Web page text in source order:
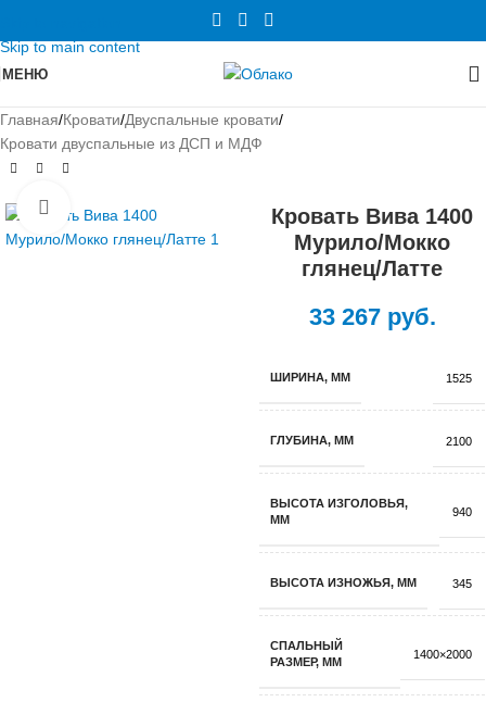
Skip to main content
МЕНЮ
Главная/Кровати/Двуспальные кровати/
Кровати двуспальные из ДСП и МДФ
Нажмите, чтобы увеличить
Кровать Вива 1400
Мурило/Мокко
глянец/Латте
33 267руб.
ШИРИНА, ММ 1525
ГЛУБИНА, ММ 2100
ВЫСОТА ИЗГОЛОВЬЯ,
ММ
940
ВЫСОТА ИЗНОЖЬЯ, ММ 345
СПАЛЬНЫЙ
РАЗМЕР, ММ
1400×2000